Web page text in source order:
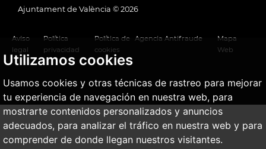
Utilizamos cookies
Usamos cookies y otras técnicas de rastreo para mejorar
tu experiencia de navegación en nuestra web, para
mostrarte contenidos personalizados y anuncios
adecuados, para analizar el tráfico en nuestra web y para
comprender de donde llegan nuestros visitantes.
Ajuntament de València © 2026
Aviso
legal
Política
privacidad
Política de
cookies
Agencia Antifraude
Mapa
Web